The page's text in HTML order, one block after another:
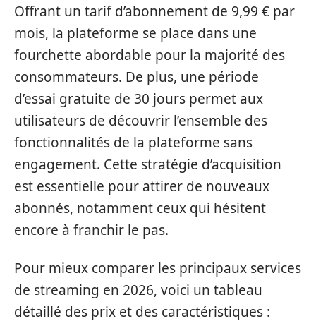
Offrant un tarif d’abonnement de 9,99 € par
mois, la plateforme se place dans une
fourchette abordable pour la majorité des
consommateurs. De plus, une période
d’essai gratuite de 30 jours permet aux
utilisateurs de découvrir l’ensemble des
fonctionnalités de la plateforme sans
engagement. Cette stratégie d’acquisition
est essentielle pour attirer de nouveaux
abonnés, notamment ceux qui hésitent
encore à franchir le pas.
Pour mieux comparer les principaux services
de streaming en 2026, voici un tableau
détaillé des prix et des caractéristiques :